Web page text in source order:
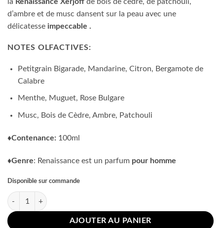
d’ambre et de musc dansent sur la peau avec une
délicatesse impeccable .
NOTES OLFACTIVES:
Petitgrain Bigarade, Mandarine, Citron, Bergamote de
Calabre
Menthe, Muguet, Rose Bulgare
Musc, Bois de Cèdre, Ambre, Patchouli
♦Contenance: 100ml
♦Genre: Renaissance est un parfum pour homme
Disponible sur commande
quantité de Xerjoff Renaissance
AJOUTER AU PANIER